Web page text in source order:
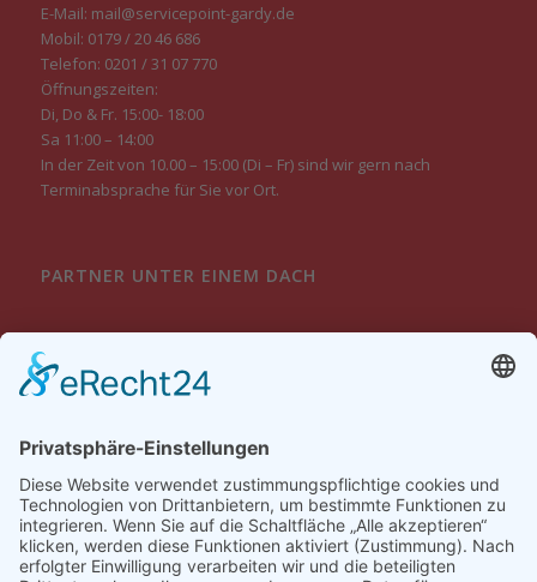
E-Mail: mail@servicepoint-gardy.de
Mobil: 0179 / 20 46 686
Telefon: 0201 / 31 07 770
Öffnungszeiten:
Di, Do & Fr. 15:00- 18:00
Sa 11:00 – 14:00
In der Zeit von 10.00 – 15:00 (Di – Fr) sind wir gern nach
Terminabsprache für Sie vor Ort.
PARTNER UNTER EINEM DACH
CHIC.KAUFEN
Gerne stellen wir Ihr Schiff /Ausrüstung auf unsere eigens
dafür eingerichtete Facebook Seite ein. So vernetzen wir